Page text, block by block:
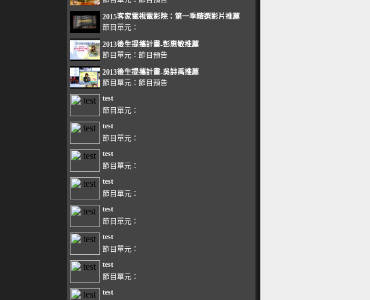
2015客家電視電影院：第一季精選影片推薦
節目單元：
2013後生提攜計畫-彭惠敏推薦
節目單元： 節目預告
2013後生提攜計畫-吳詩禹推薦
節目單元： 節目預告
test
節目單元：
test
節目單元：
test
節目單元：
test
節目單元：
test
節目單元：
test
節目單元：
test
節目單元：
test